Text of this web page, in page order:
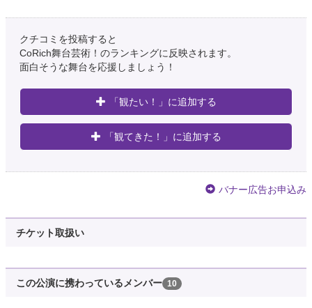
朱音
@T9m9Ua
見よ、飛行機の高く飛べるをの台本をいつかやってみたい。夢。
7年以上前
@yu_icchi22
「見よ、飛行機の高く飛べるを」終幕 ー アメブロを更新しました
7年以上前
「見よ、飛行機の高く飛べるを」が終わってから、時間ばかりが音速で過ぎ
クチコミを投稿すると
CoRich舞台芸術！のランキングに反映されます。
面白そうな舞台を応援しましょう！
「観たい！」に追加する
「観てきた！」に追加する
バナー広告お申込み
チケット取扱い
この公演に携わっているメンバー 10